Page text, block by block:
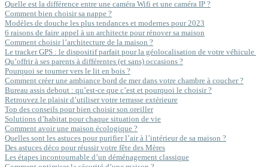
Quelle est la différence entre une caméra Wifi et une caméra IP ?
Comment bien choisir sa nappe ?
Modèles de douche les plus tendances et modernes pour 2023
6 raisons de faire appel à un architecte pour rénover sa maison
Comment choisir l’architecture de la maison ?
Le tracker GPS : le dispositif parfait pour la géolocalisation de votre véhicule
Qu’offrir à ses parents à différentes (et sans) occasions ?
Pourquoi se tourner vers le lit en bois ?
Comment créer une ambiance bord de mer dans votre chambre à coucher ?
Bureau assis debout : qu’est-ce que c’est et pourquoi le choisir ?
Retrouvez le plaisir d’utiliser votre terrasse extérieure
Top des conseils pour bien choisir son oreiller
Solutions d’habitat pour chaque situation de vie
Comment avoir une maison écologique ?
Quelles sont les astuces pour purifier l’air à l’intérieur de sa maison ?
Des astuces déco pour réussir votre fête des Mères
Les étapes incontournable d’un déménagement classique